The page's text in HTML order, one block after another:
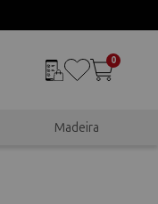
0
Madeira